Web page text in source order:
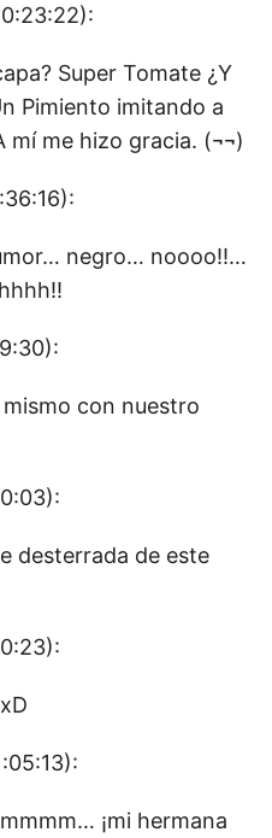
Super Tomate ¿Y
Pimiento imitando a
mí me hizo gracia. (¬¬)
negro… noooo!!…
con nuestro
desterrada de este
¡mi hermana